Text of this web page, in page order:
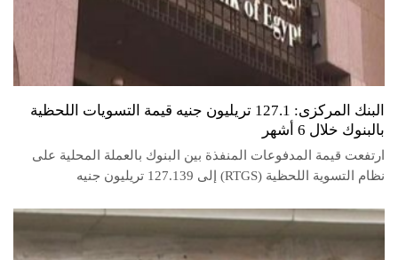
البنك المركزى: 127.1 تريليون جنيه قيمة التسويات اللحظية
بالبنوك خلال 6 أشهر
ارتفعت قيمة المدفوعات المنفذة بين البنوك بالعملة المحلية على
نظام التسوية اللحظية (RTGS) إلى 127.139 تريليون جنيه